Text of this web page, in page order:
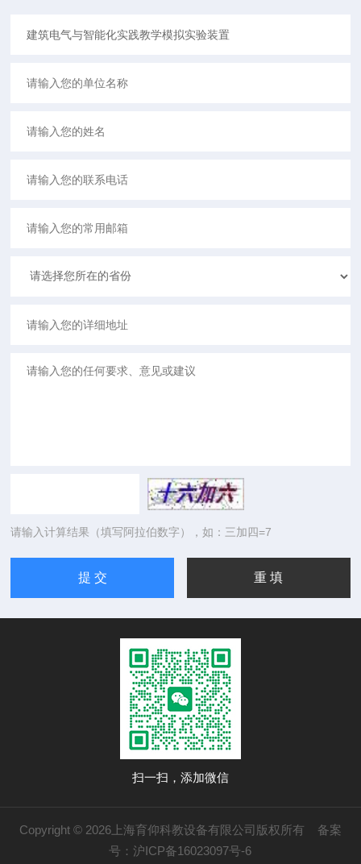
请输入计算结果（填写阿拉伯数字），如：三加四=7
扫一扫，添加微信
Copyright © 2026上海育仰科教设备有限公司版权所有 备案
号：沪ICP备16023097号-6